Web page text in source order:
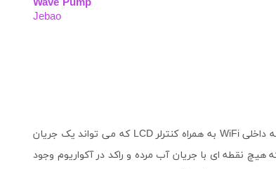
Wave Pump
Jebao
پمپ موج ساز هوشمند با قابلیت کنترل دستی و خودکار از طریق شبکه داخلی WiFi به همراه کنترلر LCD که می تواند یک جریان
اینکه هیچ نقطه ای با جریان آب مرده و راکد در آکواریوم وجود